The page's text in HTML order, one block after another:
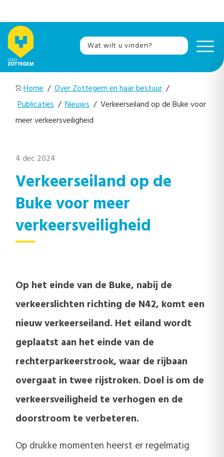
Home / Over Zottegem en haar bestuur /
Publicaties / Nieuws / Verkeerseiland op de Buke voor
meer verkeersveiligheid
4 dec 2024
Verkeerseiland op de
Buke voor meer
verkeersveiligheid
Op het einde van de Buke, nabij de
verkeerslichten richting de N42, komt een
nieuw verkeerseiland. Het eiland wordt
geplaatst aan het einde van de
rechterparkeerstrook, waar de rijbaan
overgaat in twee rijstroken. Doel is om de
verkeersveiligheid te verhogen en de
doorstroom te verbeteren.
Op drukke momenten heerst er regelmatig